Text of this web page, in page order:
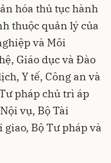
hóa thủ tục hành
thuộc quản lý của
và Môi
Giáo dục và Đào
Y tế, Công an và
pháp chủ trì áp
vụ, Bộ Tài
Bộ Tư pháp và